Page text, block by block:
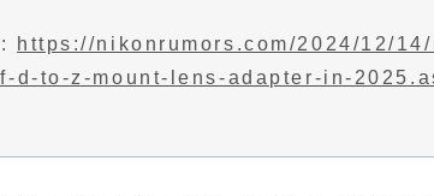
https://nikonrumors.com/2024/12/
d-to-z-mount-lens-adapter-in-